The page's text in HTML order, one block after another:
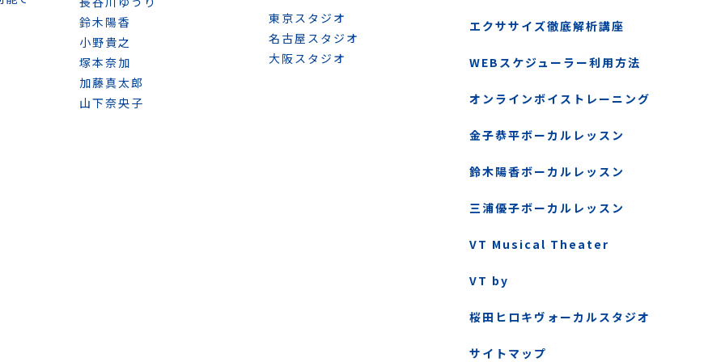
鈴木陽香
小野貴之
塚本奈加
加藤真太郎
山下奈央子
東京スタジオ
名古屋スタジオ
大阪スタジオ
エクササイズ徹底解析講座
WEBスケジューラー利用方法
オンラインボイストレーニング
金子恭平ボーカルレッスン
鈴木陽香ボーカルレッスン
三浦優子ボーカルレッスン
VT Musical Theater
VT by
桜田ヒロキヴォーカルスタジオ
サイトマップ